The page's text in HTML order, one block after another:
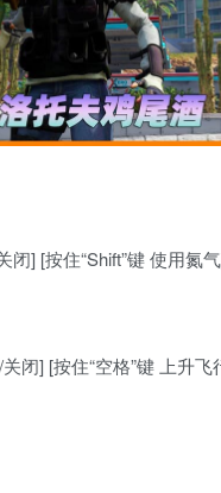
闭] [按住“Shift”键 使用氮
闭] [按住“空格”键 上升飞